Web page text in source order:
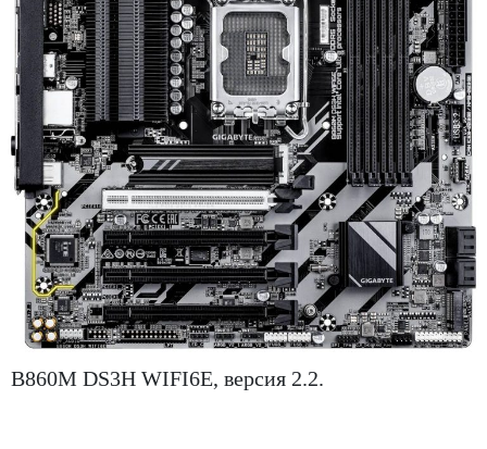
B860M DS3H WIFI6E, версия 2.2.